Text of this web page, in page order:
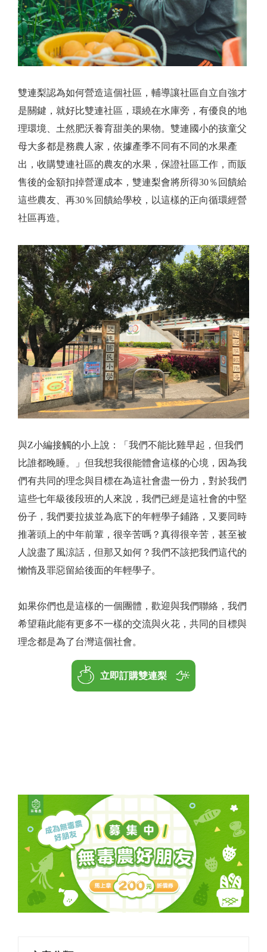
雙連梨認為如何營造這個社區，輔導讓社區自立自強才
是關鍵，就好比雙連社區，環繞在水庫旁，有優良的地
理環境、土然肥沃養育甜美的果物。雙連國小的孩童父
母大多都是務農人家，依據產季不同有不同的水果產
出，收購雙連社區的農友的水果，保證社區工作，而販
售後的金額扣掉營運成本，雙連梨會將所得30％回饋給
這些農友、再30％回饋給學校，以這樣的正向循環經營
社區再造。
與Z小編接觸的小上說：「我們不能比雞早起，但我們
比誰都晚睡。」但我想我很能體會這樣的心境，因為我
們有共同的理念與目標在為這社會盡一份力，對於我們
這些七年級後段班的人來說，我們已經是這社會的中堅
份子，我們要拉拔並為底下的年輕學子鋪路，又要同時
推著頭上的中年前輩，很辛苦嗎？真得很辛苦，甚至被
人說盡了風涼話，但那又如何？我們不該把我們這代的
懶惰及罪惡留給後面的年輕學子。
如果你們也是這樣的一個團體，歡迎與我們聯絡，我們
希望藉此能有更多不一樣的交流與火花，共同的目標與
理念都是為了台灣這個社會。
立即訂購雙連梨